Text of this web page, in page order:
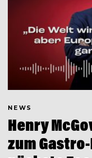
NEWS
Henry
zum